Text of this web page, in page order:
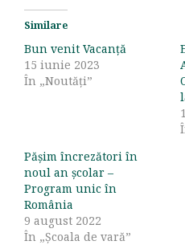
Similare
Bun venit Vacanță
15 iunie 2023
În „Noutăți”
Pășim încrezători în
noul an școlar –
Program unic în
România
9 august 2022
În „Școala de vară”